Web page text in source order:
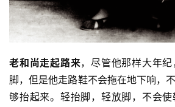
题
益
慈
善
老和尚走起路来，尽管他那样大年
脚，但是他走路鞋不会拖在地下响，
够抬起来。轻抬脚，轻放脚，不会